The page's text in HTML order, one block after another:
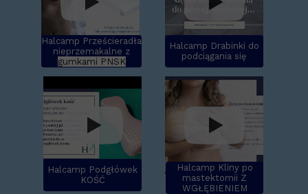
Halcamp Kliny po
mastektomii Z
WGŁĘBIENIEM
Halcamp Drabinki do
podciągania się
Halcamp Prześcieradła
nieprzemakalne z
gumkami PNSK
Halcamp Podgłówek
KOŚĆ